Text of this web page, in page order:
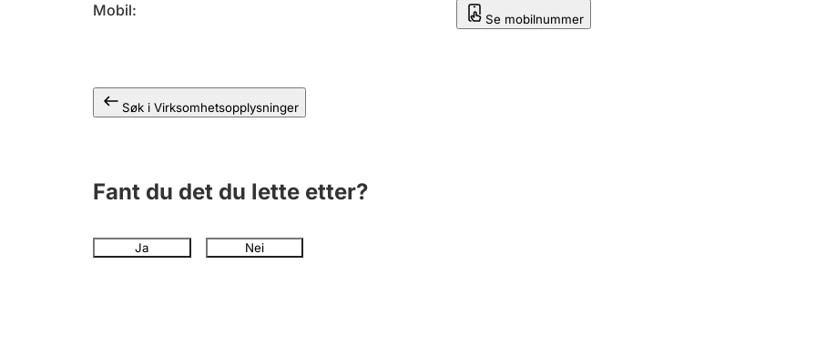
Mobil Se mobilnummer
Søk i Virksomhetsopplysninger
Fant du det du lette etter?
Ja Nei